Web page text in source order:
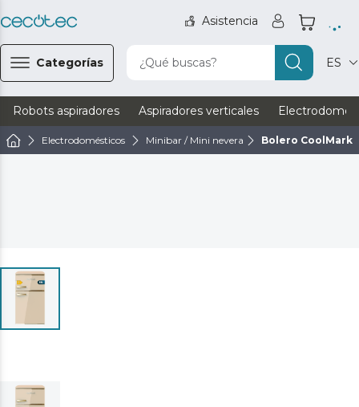
Asistencia
Categorías ¿Qué buscas? ES
Robots aspiradores Aspiradores verticales
Electrodomésticos Minibar / Mini nevera Bolero